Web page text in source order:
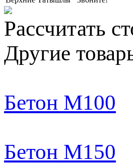
Рассчитать
Другие
Бетон М100
Бетон М150